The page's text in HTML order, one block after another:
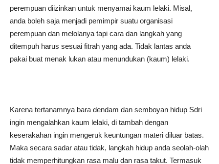
perempuan diizinkan untuk menyamai kaum lelaki. Misal,
anda boleh saja menjadi pemimpir suatu organisasi
perempuan dan melolanya tapi cara dan langkah yang
ditempuh harus sesuai fitrah yang ada. Tidak lantas anda
pakai buat menak lukan atau menundukan (kaum) lelaki.
Karena tertanamnya bara dendam dan semboyan hidup Sdri
ingin mengalahkan kaum lelaki, di tambah dengan
keserakahan ingin mengeruk keuntungan materi diluar batas.
Maka secara sadar atau tidak, langkah hidup anda seolah-olah
tidak memperhitungkan rasa malu dan rasa takut. Termasuk